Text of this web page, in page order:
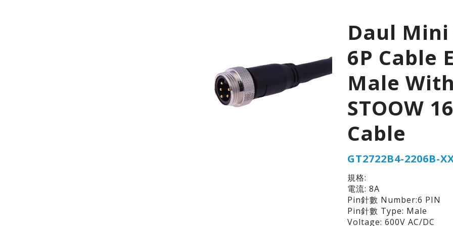
Daul Mini
6P Cable
Male With
STOOW
Cable
GT2722B4-2206B-
規格:
電流: 8A
Pin針數 Number:6 PIN
Pin針數 Type: Male
Voltage: 600V AC/DC